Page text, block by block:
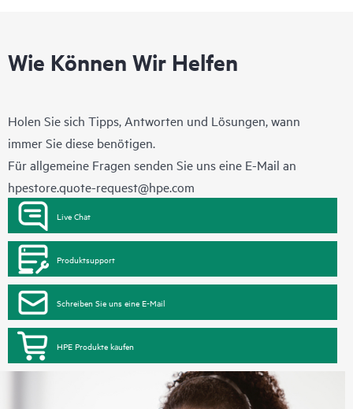
Wie Können Wir Helfen
Holen Sie sich Tipps, Antworten und Lösungen, wann
immer Sie diese benötigen.
Für allgemeine Fragen senden Sie uns eine E-Mail an
hpestore.quote-request@hpe.com
Live Chat
Produktsupport
Schreiben Sie uns eine E-Mail
HPE Produkte kaufen